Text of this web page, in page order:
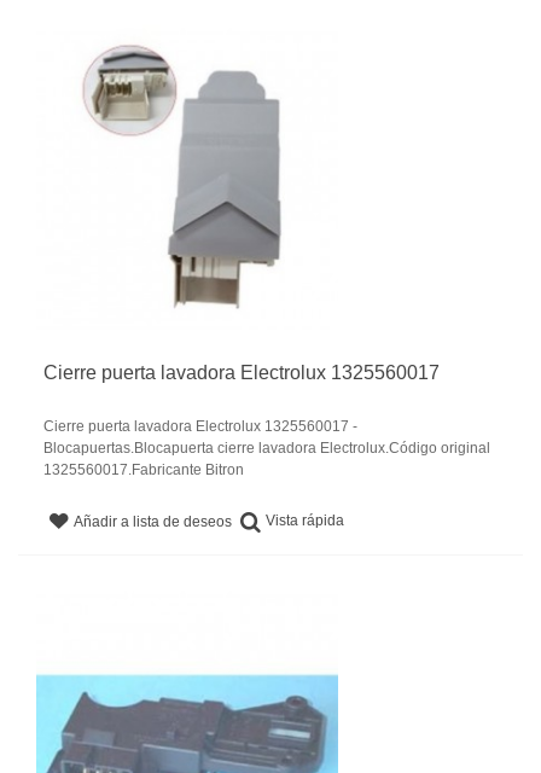
Cierre puerta lavadora Electrolux 1325560017
Cierre puerta lavadora Electrolux 1325560017 -
Blocapuertas.Blocapuerta cierre lavadora Electrolux.Código original
1325560017.Fabricante Bitron
Añadir a lista de deseos Vista rápida